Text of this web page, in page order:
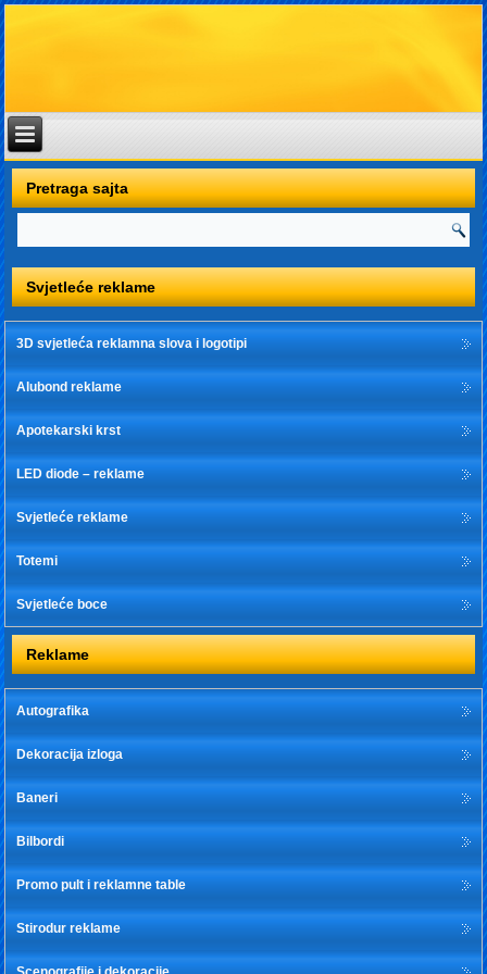
Pretraga sajta
Svjetleće reklame
3D svjetleća reklamna slova i logotipi
Alubond reklame
Apotekarski krst
LED diode – reklame
Svjetleće reklame
Totemi
Svjetleće boce
Reklame
Autografika
Dekoracija izloga
Baneri
Bilbordi
Promo pult i reklamne table
Stirodur reklame